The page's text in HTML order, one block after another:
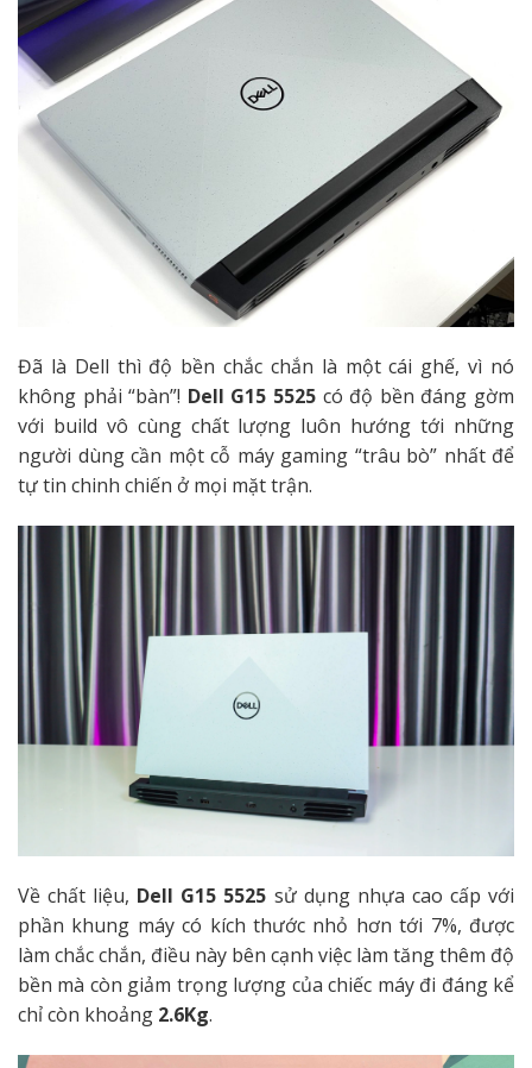
Đã là Dell thì độ bền chắc chắn là một cái ghế, vì nó
không phải “bàn”! Dell G15 5525 có độ bền đáng gờm
với build vô cùng chất lượng luôn hướng tới những
người dùng cần một cỗ máy gaming “trâu bò” nhất để
tự tin chinh chiến ở mọi mặt trận.
Về chất liệu, Dell G15 5525 sử dụng nhựa cao cấp với
phần khung máy có kích thước nhỏ hơn tới 7%, được
làm chắc chắn, điều này bên cạnh việc làm tăng thêm độ
bền mà còn giảm trọng lượng của chiếc máy đi đáng kể
chỉ còn khoảng 2.6Kg.